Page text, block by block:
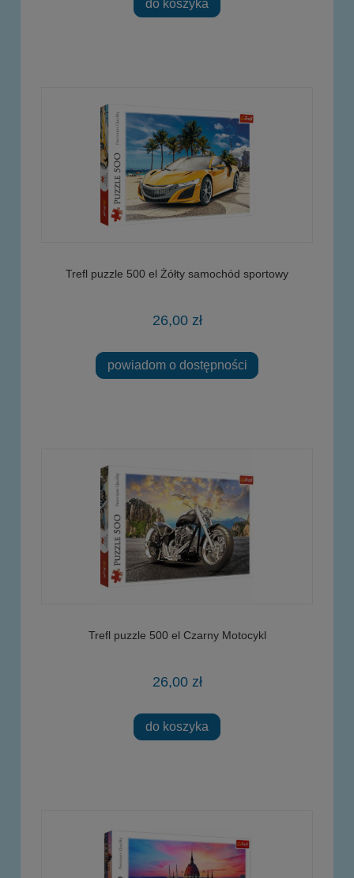
do koszyka
Trefl puzzle 500 el Żółty samochód sportowy
26,00 zł
powiadom o dostępności
Trefl puzzle 500 el Czarny Motocykl
26,00 zł
do koszyka